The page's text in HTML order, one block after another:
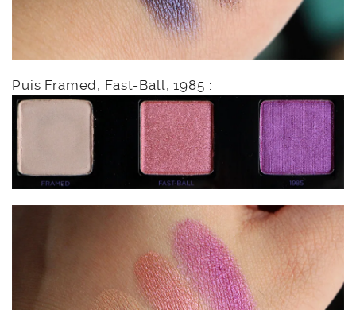
Puis Framed, Fast-Ball, 1985 :